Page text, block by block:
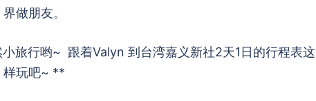
界做朋友。
旅行哟~ 跟着Valyn 到台湾嘉义新社2天1日的行程表这
样玩吧~ **